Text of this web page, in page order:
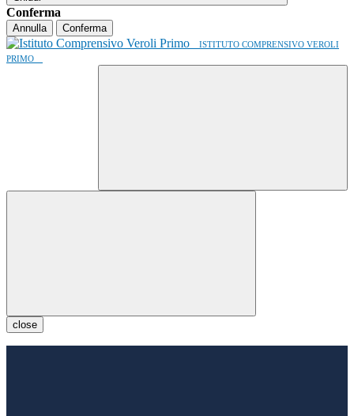
Conferma
Annulla Conferma
ISTITUTO COMPRENSIVO VEROLI
PRIMO
close